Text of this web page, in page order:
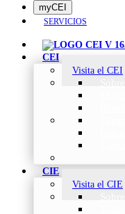
myCEI
SERVICIOS
CEI
Visita el CEI
CIE
Visita el CIE